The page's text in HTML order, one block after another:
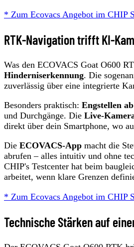
* Zum Ecovacs Angebot im CHIP
RTK-Navigation trifft KI-
Was den ECOVACS Goat O600
Hinderniserkennung. Die
zuverlässig über eine integrierte
Besonders praktisch: Engstellen
und Durchgänge. Die Live-
direkt über dein Smartphone, wo
Die ECOVACS-App macht die
abrufen – alles intuitiv und ohne
CHIP's Testcenter hat beim
arbeitet, wenn klare Grenzen
* Zum Ecovacs Angebot im CHIP
Technische Stärken auf